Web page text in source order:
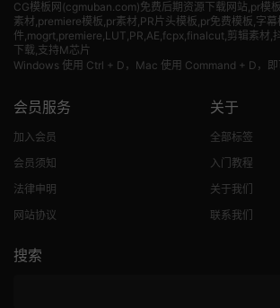
CG模板网(cgmuban.com)免费后期资源下载网站,pr模
素材,premiere模板,pr素材,PR片头模板,pr免费模板,字幕
件,mogrt,premiere,LUT,PR,AE,fcpx,finalcut,剪辑素材,
下载,支持M芯片
Windows 使用 Ctrl + D，Mac 使用 Command + D，即
会员服务
加入会员
会员须知
法律申明
网站协议
关于
全部标签
入门教程
关于我们
联系我们
搜索